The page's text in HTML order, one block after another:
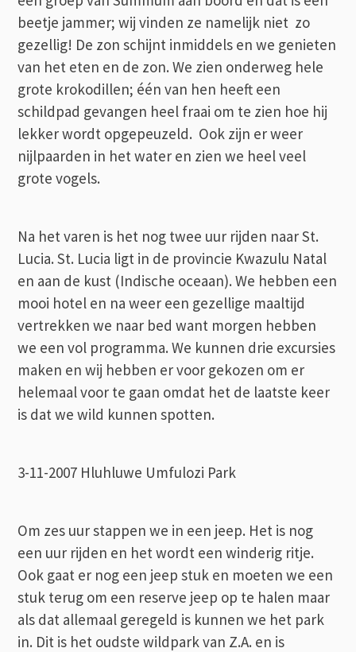
beetje jammer; wij vinden ze namelijk niet zo
gezellig! De zon schijnt inmiddels en we genieten
van het eten en de zon. We zien onderweg hele
grote krokodillen; één van hen heeft een
schildpad gevangen heel fraai om te zien hoe hij
lekker wordt opgepeuzeld. Ook zijn er weer
nijlpaarden in het water en zien we heel veel
grote vogels.
Na het varen is het nog twee uur rijden naar St.
Lucia. St. Lucia ligt in de provincie Kwazulu Natal
en aan de kust (Indische oceaan). We hebben een
mooi hotel en na weer een gezellige maaltijd
vertrekken we naar bed want morgen hebben
we een vol programma. We kunnen drie excursies
maken en wij hebben er voor gekozen om er
helemaal voor te gaan omdat het de laatste keer
is dat we wild kunnen spotten.
3-11-2007 Hluhluwe Umfulozi Park
Om zes uur stappen we in een jeep. Het is nog
een uur rijden en het wordt een winderig ritje.
Ook gaat er nog een jeep stuk en moeten we een
stuk terug om een reserve jeep op te halen maar
als dat allemaal geregeld is kunnen we het park
in. Dit is het oudste wildpark van Z.A. en is